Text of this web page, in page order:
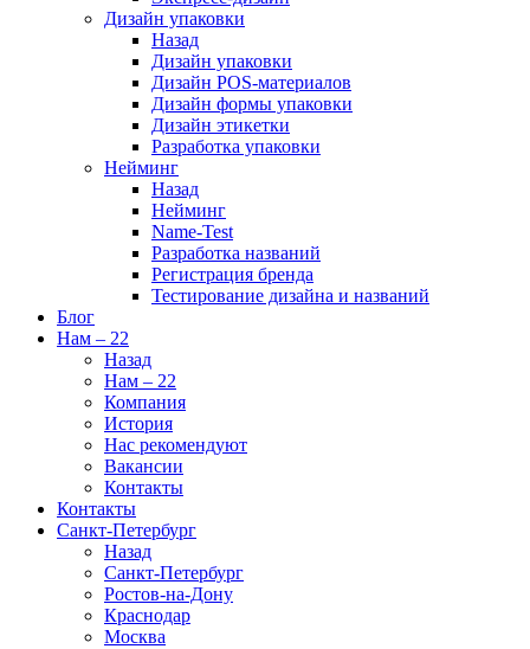
Дизайн упаковки
Назад
Дизайн упаковки
Дизайн POS-материалов
Дизайн формы упаковки
Дизайн этикетки
Разработка упаковки
Нейминг
Назад
Нейминг
Name-Test
Разработка названий
Регистрация бренда
Тестирование дизайна и названий
Блог
Нам – 22
Назад
Нам – 22
Компания
История
Нас рекомендуют
Вакансии
Контакты
Контакты
Санкт-Петербург
Назад
Санкт-Петербург
Ростов-на-Дону
Краснодар
Москва